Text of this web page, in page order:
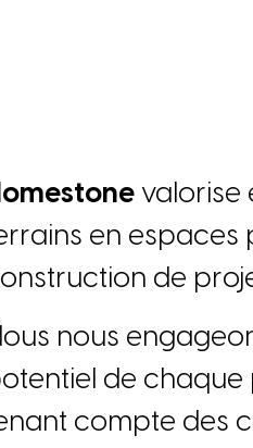
omestone valorise
rrains en espaces
onstruction de proj
ous nous engageo
otentiel de chaque
nant compte des c